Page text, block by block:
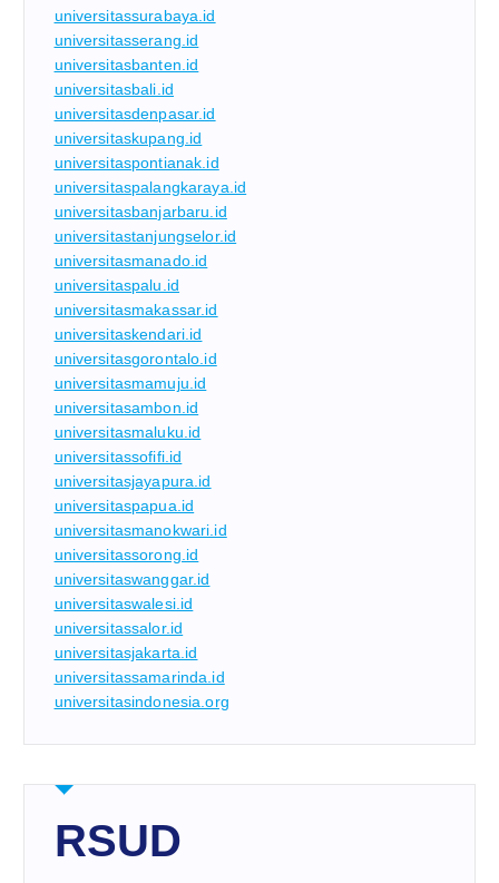
universitassurabaya.id
universitasserang.id
universitasbanten.id
universitasbali.id
universitasdenpasar.id
universitaskupang.id
universitaspontianak.id
universitaspalangkaraya.id
universitasbanjarbaru.id
universitastanjungselor.id
universitasmanado.id
universitaspalu.id
universitasmakassar.id
universitaskendari.id
universitasgorontalo.id
universitasmamuju.id
universitasambon.id
universitasmaluku.id
universitassofifi.id
universitasjayapura.id
universitaspapua.id
universitasmanokwari.id
universitassorong.id
universitaswanggar.id
universitaswalesi.id
universitassalor.id
universitasjakarta.id
universitassamarinda.id
universitasindonesia.org
RSUD